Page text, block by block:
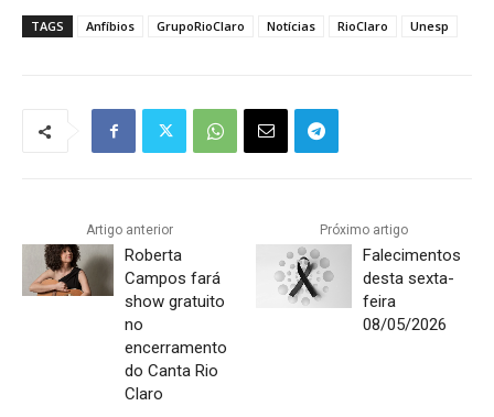
TAGS Anfíbios GrupoRioClaro Notícias RioClaro Unesp
Artigo anterior
Roberta
Campos fará
show gratuito
no
encerramento
do Canta Rio
Claro
Próximo artigo
Falecimentos
desta sexta-
feira
08/05/2026